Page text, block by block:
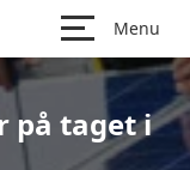
Menu
på taget i